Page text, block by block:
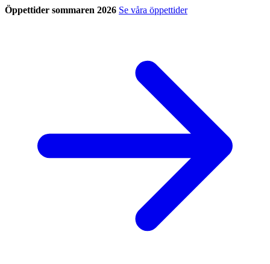
Öppettider sommaren 2026 Se våra öppettider